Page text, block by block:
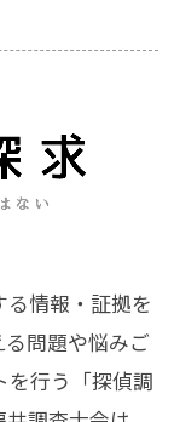
情報・証拠を
問題や悩みご
を行う「探偵調